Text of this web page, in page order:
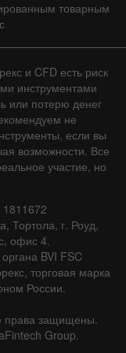
Бар
Предыдущее
товарным
и CFD есть риск
инструментами
или потерю денег
не
если вы
возможности. Все
участие, но
Тортола, г. Роуд,
офис 4.
BVI FSC
торговая марка
России.
права защищены.
Group.